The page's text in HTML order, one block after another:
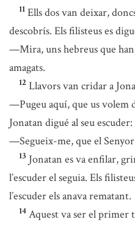
11 Ells dos van deixar,
descobrís. Els filisteus es
—Mira, uns hebreus que
amagats.
12 Llavors van cridar a
—Pugeu aquí, que us volem
Jonatan digué al seu escuder:
—Segueix-me, que el Senyor
13 Jonatan es va enfilar,
l’escuder el seguia. Els
l’escuder els anava rematant.
14 Aquest va ser el primer